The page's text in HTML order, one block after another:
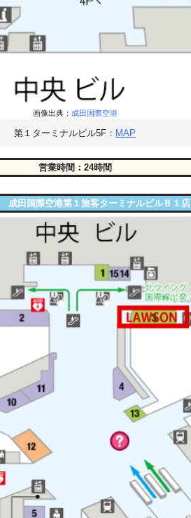
画像出典： 成田国際空港
第１ターミナルビル5F： MAP
営業時間：24時間
成田国際空港第１旅客ターミナルビルＢ１店